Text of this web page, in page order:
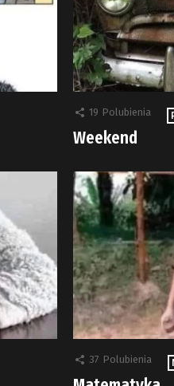
19 Polubienia
Weekend
37 Polubienia